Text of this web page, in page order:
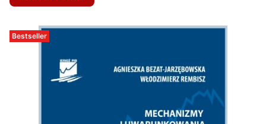
Bestseller